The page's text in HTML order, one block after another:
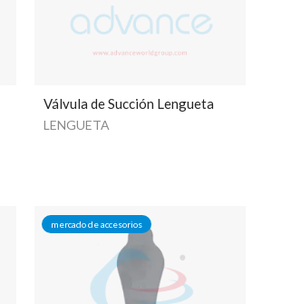
Válvula de Succión Lengueta
LENGUETA
mercado de accesorios